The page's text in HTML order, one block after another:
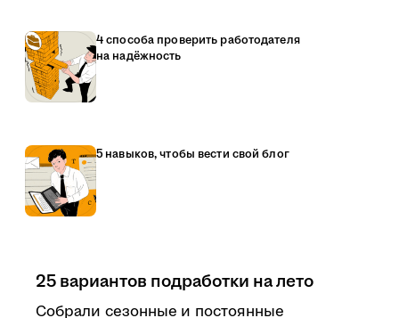
4 способа проверить работодателя
на надёжность
5 навыков, чтобы вести свой блог
25 вариантов подработки на лето
Собрали сезонные и постоянные